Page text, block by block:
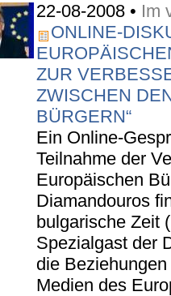
22-08-2008 • Im
ONLINE-
ZUR
ZWISCHEN
BÜRGERN“
Ein Online-
Teilnahme der
Europäischen
Diamandouros
bulgarische Zeit
Spezialgast der
die
Medien des